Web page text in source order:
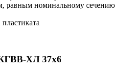
равным номинальному сечению
ХЛ 37х6